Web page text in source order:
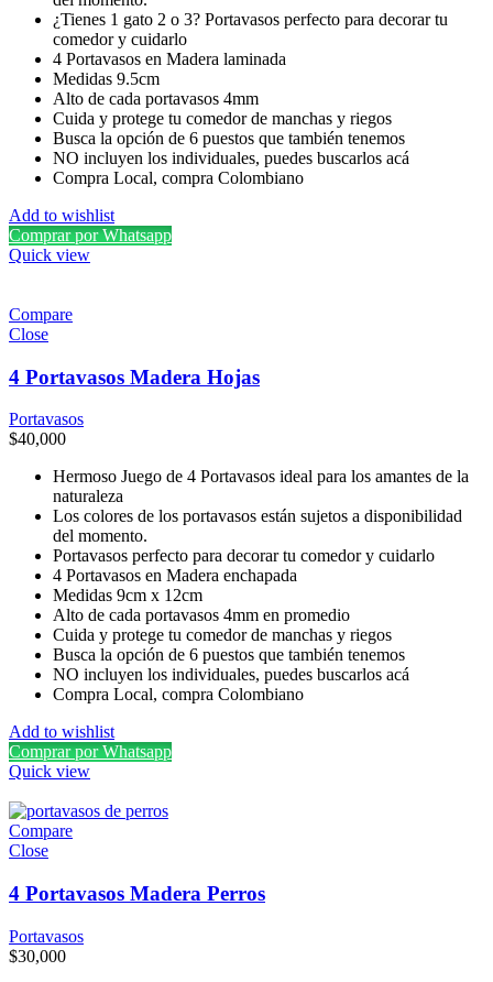
¿Tienes 1 gato 2 o 3? Portavasos perfecto para decorar tu
comedor y cuidarlo
4 Portavasos en Madera laminada
Medidas 9.5cm
Alto de cada portavasos 4mm
Cuida y protege tu comedor de manchas y riegos
Busca la opción de 6 puestos que también tenemos
NO incluyen los individuales, puedes buscarlos acá
Compra Local, compra Colombiano
Add to wishlist
Comprar por Whatsapp
Quick view
Compare
Close
4 Portavasos Madera Hojas
Portavasos
$40,000
Hermoso Juego de 4 Portavasos ideal para los amantes de la
naturaleza
Los colores de los portavasos están sujetos a disponibilidad
del momento.
Portavasos perfecto para decorar tu comedor y cuidarlo
4 Portavasos en Madera enchapada
Medidas 9cm x 12cm
Alto de cada portavasos 4mm en promedio
Cuida y protege tu comedor de manchas y riegos
Busca la opción de 6 puestos que también tenemos
NO incluyen los individuales, puedes buscarlos acá
Compra Local, compra Colombiano
Add to wishlist
Comprar por Whatsapp
Quick view
Compare
Close
4 Portavasos Madera Perros
Portavasos
$30,000